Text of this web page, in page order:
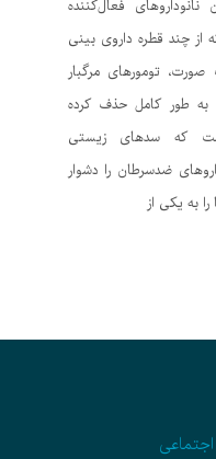
فعال‌کننده
از چند قطره داروی بینی
تومورهای مرگبار
به طور کامل حذف کرده
که سدهای زیستی
ضدسرطان را دشوار
به یکی از